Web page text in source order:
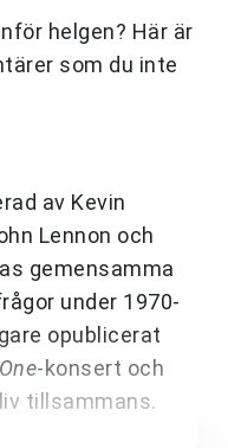
helgen? Här är
som du inte
av Kevin
Lennon och
gemensamma
under 1970-
opublicerat
-konsert och
tillsammans.